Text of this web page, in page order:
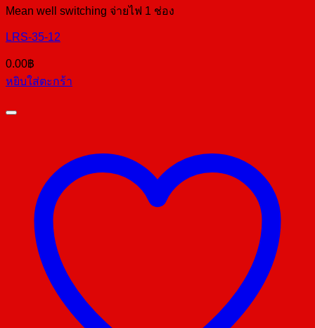
Mean well switching จ่ายไฟ 1 ช่อง
LRS-35-12
0.00฿
หยิบใส่ตะกร้า